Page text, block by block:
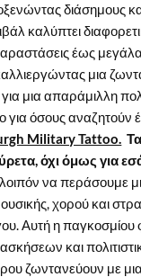
διάσημους
καλύπτει
έως
μια
μια απαράμιλλη
για όσους αναζητούν
Military Tattoo.
όχι όμως για
να περάσουμε
χορού και
Αυτή η
και
ζωντανεύουν με